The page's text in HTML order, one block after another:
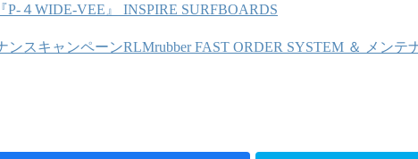
『P-４WIDE-VEE』 INSPIRE SURFBOARDS
RLMrubber FAST ORDER SYSTEM ＆ メンテ